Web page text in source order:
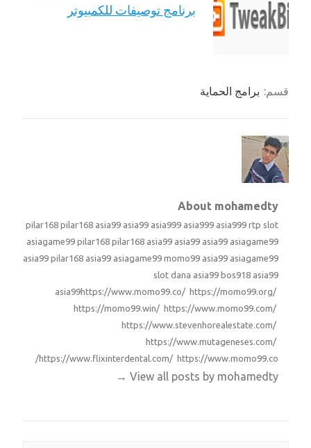
برنامج توصيفات للكمبيوتر
قسم: برامج الحماية
About mohamedty
pilar168 pilar168 asia99 asia99 asia999 asia999 asia999 rtp slot
asiagame99 pilar168 pilar168 asia99 asia99 asia99 asiagame99
asia99 pilar168 asia99 asiagame99 momo99 asia99 asiagame99
slot dana asia99 bos918 asia99
asia99https://www.momo99.co/ https://momo99.org/
https://momo99.win/ https://www.momo99.com/
https://www.stevenhorealestate.com/
https://www.mutageneses.com/
https://www.flixinterdental.com/ https://www.momo99.co/
View all posts by mohamedty
→